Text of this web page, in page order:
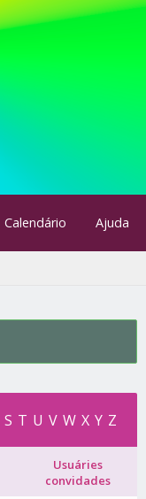
Calendário Ajuda
S T U V W X Y Z
Usuáries
convidades